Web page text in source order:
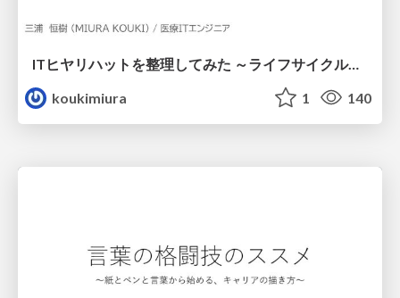
ITヒヤリハットを整理してみた ～ライフサイクルと原因から考える再発防止策～
koukimiura
1 140